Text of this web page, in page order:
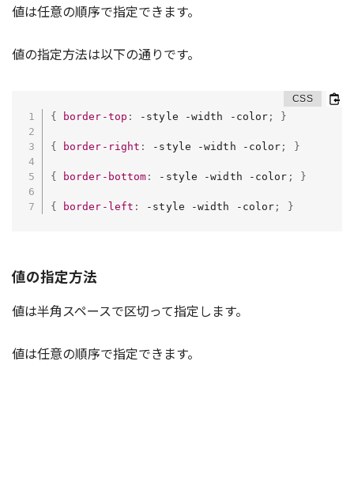
値は任意の順序で指定できます。
値の指定方法は以下の通りです。
{ border-top : -style -width -color ; }
{ border-right : -style -width -color ; }
{ border-bottom : -style -width -color ; }
{ border-left : -style -width -color ; }
値の指定方法
値は半角スペースで区切って指定します。
値は任意の順序で指定できます。